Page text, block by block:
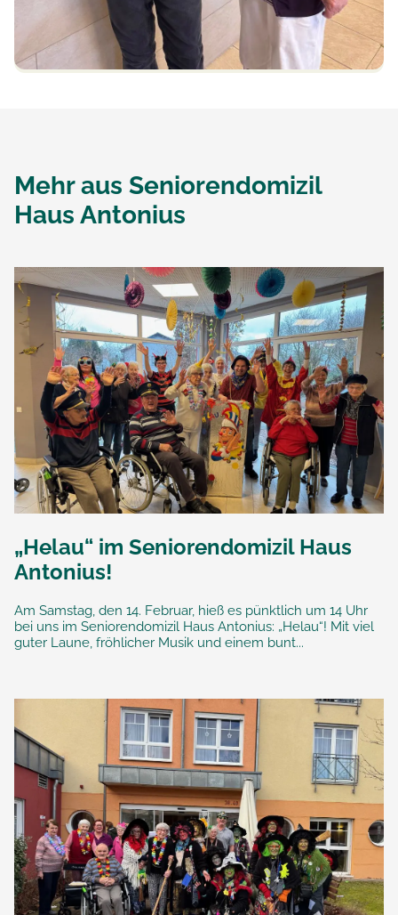
Mehr aus Seniorendomizil
Haus Antonius
„Helau“ im Seniorendomizil Haus
Antonius!
Am Samstag, den 14. Februar, hieß es pünktlich um 14 Uhr
bei uns im Seniorendomizil Haus Antonius: „Helau“! Mit viel
guter Laune, fröhlicher Musik und einem bunt...